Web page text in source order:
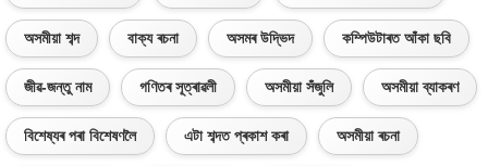
অসমীয়া শব্দ বাক্য ৰচনা অসমৰ উদ্ভিদ কম্পিউটাৰত আঁকা ছবি
জীৱ-জন্তু নাম গণিতৰ সূত্ৰাৱলী অসমীয়া সঁজুলি অসমীয়া ব্যাকৰণ
বিশেষ্যৰ পৰা বিশেষণলৈ এটা শব্দত প্ৰকাশ কৰা অসমীয়া ৰচনা